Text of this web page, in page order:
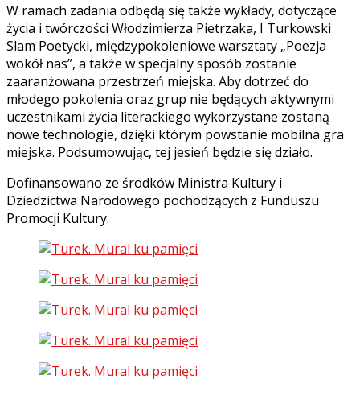
W ramach zadania odbędą się także wykłady, dotyczące
życia i twórczości Włodzimierza Pietrzaka, I Turkowski
Slam Poetycki, międzypokoleniowe warsztaty „Poezja
wokół nas”, a także w specjalny sposób zostanie
zaaranżowana przestrzeń miejska. Aby dotrzeć do
młodego pokolenia oraz grup nie będących aktywnymi
uczestnikami życia literackiego wykorzystane zostaną
nowe technologie, dzięki którym powstanie mobilna gra
miejska. Podsumowując, tej jesień będzie się działo.
Dofinansowano ze środków Ministra Kultury i
Dziedzictwa Narodowego pochodzących z Funduszu
Promocji Kultury.